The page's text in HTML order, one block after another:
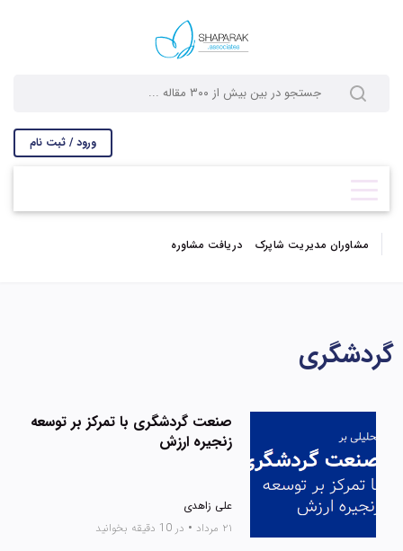
ورود / ثبت نام
مشاوران مدیریت شاپرک دریافت مشاوره
گردشگری
صنعت گردشگری با تمرکز بر توسعه
زنجیره ارزش
علی زاهدی
۲۱ مرداد
• در 10 دقیقه بخوانید